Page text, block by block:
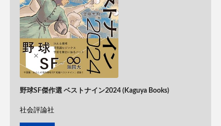
野球SF傑作選 ベストナイン2024 (Kaguya Books)
社会評論社